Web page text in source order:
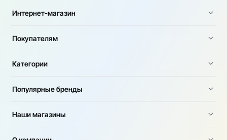
Интернет-магазин
Покупателям
Категории
Популярные бренды
Наши магазины